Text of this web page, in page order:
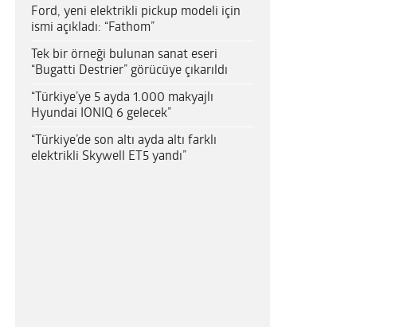
Ford, yeni elektrikli pickup modeli için
ismi açıkladı: “Fathom”
Tek bir örneği bulunan sanat eseri
“Bugatti Destrier” görücüye çıkarıldı
“Türkiye’ye 5 ayda 1.000 makyajlı
Hyundai IONIQ 6 gelecek”
“Türkiye’de son altı ayda altı farklı
elektrikli Skywell ET5 yandı”